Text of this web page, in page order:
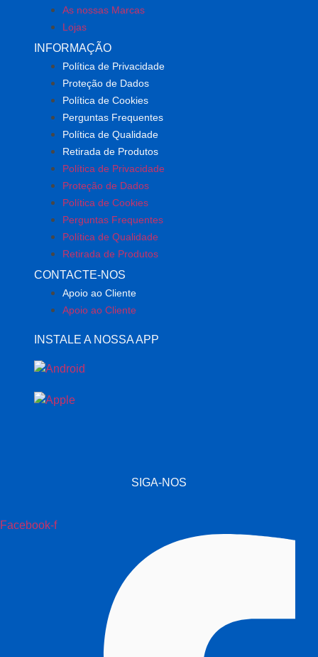
As nossas Marcas
Lojas
INFORMAÇÃO
Política de Privacidade
Proteção de Dados
Política de Cookies
Perguntas Frequentes
Política de Qualidade
Retirada de Produtos
Política de Privacidade
Proteção de Dados
Política de Cookies
Perguntas Frequentes
Política de Qualidade
Retirada de Produtos
CONTACTE-NOS
Apoio ao Cliente
Apoio ao Cliente
INSTALE A NOSSA APP
SIGA-NOS
Facebook-f